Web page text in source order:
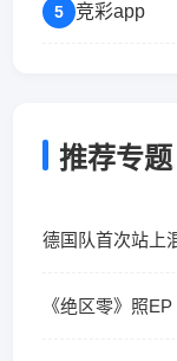
5 竞彩app
推荐专题
德国队首次站上
《绝区零》照